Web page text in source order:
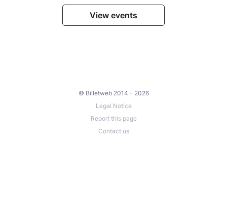
View events
© Billetweb 2014 - 2026
Legal Notice
Report this page
Contact us